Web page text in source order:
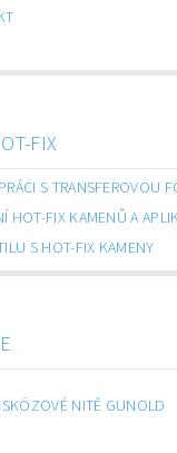
FIX
S TRANSFEROVOU
HOT-FIX KAMENŮ A
S HOT-FIX KAMENY
NITĚ GUNOLD